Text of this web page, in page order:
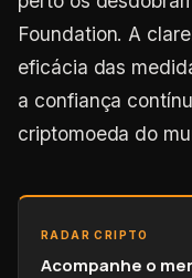
Foundation. A
eficácia das
a confiança
criptomoeda do
RADAR CRIPTO
Acompanhe o